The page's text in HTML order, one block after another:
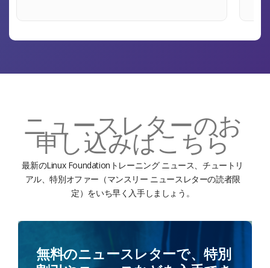
ニュースレターのお
申し込みはこちら
最新のLinux Foundationトレーニング ニュース、チュートリ
アル、特別オファー（マンスリー ニュースレターの読者限
定）をいち早く入手しましょう。
無料のニュースレターで、特別